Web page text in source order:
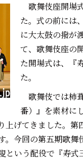
歌舞伎座開場
た。式の前には
に大太鼓の撥が
て、歌舞伎座の
た開場式は、『
た。
歌舞伎では柿
番）』を素材に
げてきました。第
今回の第五期歌舞
という配役で『寿